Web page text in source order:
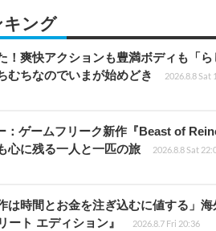
キング
！爽快アクションも豊満ボディも「
むちなのでいまが始めどき
2026.8.8 Sat
：ゲームフリーク新作『Beast of
心に残る一人と一匹の旅
2026.8.8 Sat
は時間とお金を注ぎ込むに値する」
ート エディション』
2026.8.7 Fri 20:36